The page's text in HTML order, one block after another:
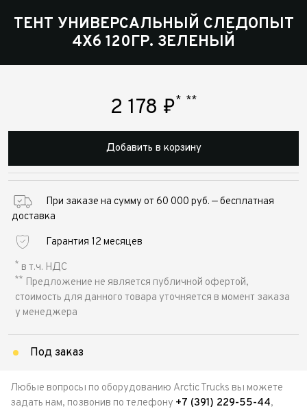
ТЕНТ УНИВЕРСАЛЬНЫЙ СЛЕДОПЫТ
4Х6 120ГР. ЗЕЛЕНЫЙ
2 178 ₽* **
Добавить в корзину
При заказе на сумму от 60 000 руб. — бесплатная
доставка
Гарантия 12 месяцев
* в т.ч. НДС
** Предложение не является публичной офертой,
стоимость для данного товара уточняется в момент заказа
у менеджера
Под заказ
Любые вопросы по оборудованию Arctic Trucks вы можете
задать нам, позвонив по телефону +7 (391) 229-55-44,